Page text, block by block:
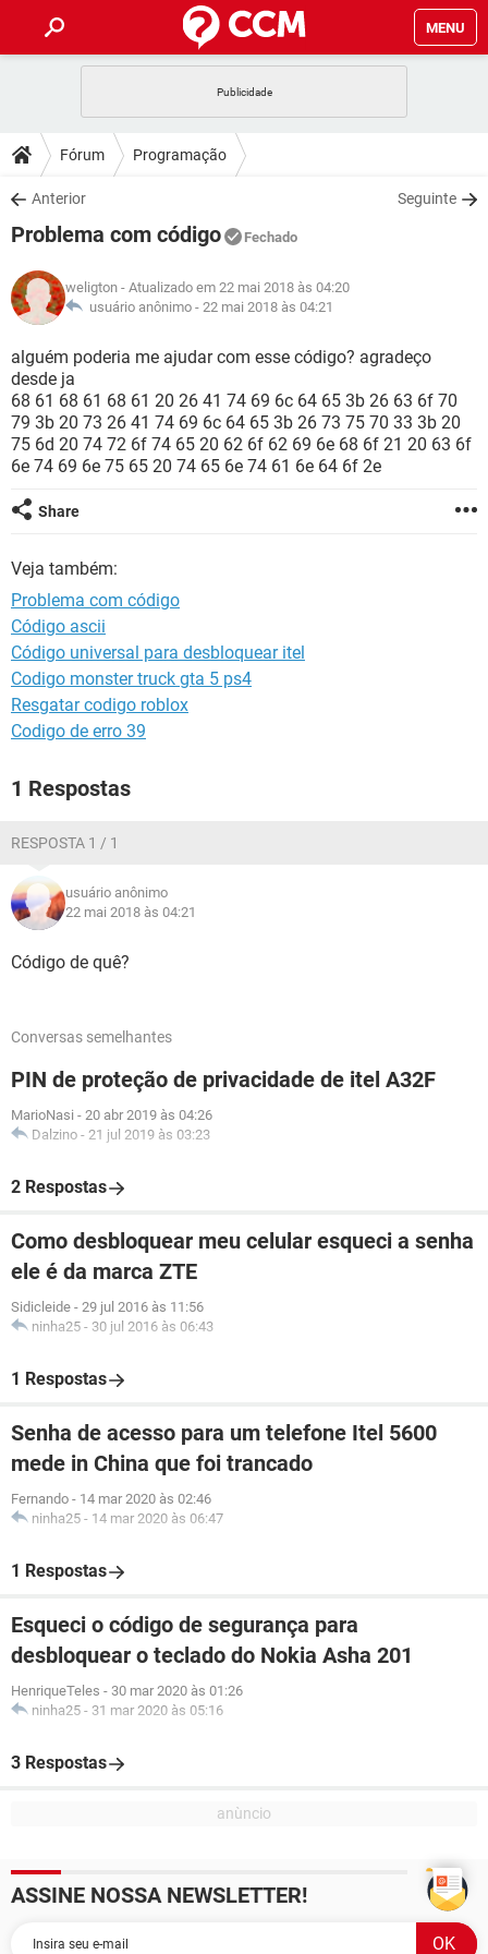
MENU
CELULAR
OUTLOOK
INSTAGRAM GMAIL
GUIA DE COMPRAS
DICAS
JOGOS
INSTAGRAM GMAIL
GUIA DE COMPRAS
DOWNLOADS
JOGOS WHATSAPP
CELULAR
OUTLOOK EXCEL
INSTAGRAM
GUIA DE COMPRAS
JOGOS WHATSAPP
CELULAR
OUTLOOK EXCEL
INSTAGRAM GMAIL
GUIA DE COMPRAS
GLOSSÁRIO
JOGOS WHATSAPP
CELULAR
OUTLOOK EXCEL
INSTAGRAM GMAIL
GUIA DE COMPRAS
Fórum Programação
Anterior Seguinte
Problema com código Fechado
weligton - Atualizado em 22 mai 2018 às 04:20
usuário anônimo - 22 mai 2018 às 04:21
alguém poderia me ajudar com esse código? agradeço
desde ja
68 61 68 61 68 61 20 26 41 74 69 6c 64 65 3b 26 63 6f 70
79 3b 20 73 26 41 74 69 6c 64 65 3b 26 73 75 70 33 3b 20
75 6d 20 74 72 6f 74 65 20 62 6f 62 69 6e 68 6f 21 20 63 6f
6e 74 69 6e 75 65 20 74 65 6e 74 61 6e 64 6f 2e
Share
Veja também:
Problema com código
Código ascii
Código universal para desbloquear itel
Codigo monster truck gta 5 ps4
Resgatar codigo roblox
Codigo de erro 39
1 Respostas
RESPOSTA 1 / 1
usuário anônimo
22 mai 2018 às 04:21
Código de quê?
Conversas semelhantes
PIN de proteção de privacidade de itel A32F
MarioNasi - 20 abr 2019 às 04:26
Dalzino - 21 jul 2019 às 03:23
2 Respostas
Como desbloquear meu celular esqueci a senha
ele é da marca ZTE
Sidicleide - 29 jul 2016 às 11:56
ninha25 - 30 jul 2016 às 06:43
1 Respostas
Senha de acesso para um telefone Itel 5600
mede in China que foi trancado
Fernando - 14 mar 2020 às 02:46
ninha25 - 14 mar 2020 às 06:47
1 Respostas
Esqueci o código de segurança para
desbloquear o teclado do Nokia Asha 201
HenriqueTeles - 30 mar 2020 às 01:26
ninha25 - 31 mar 2020 às 05:16
3 Respostas
ASSINE NOSSA NEWSLETTER!